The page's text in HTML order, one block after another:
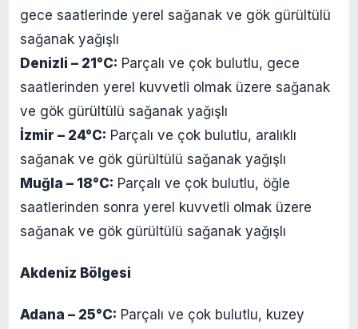
gece saatlerinde yerel sağanak ve gök gürültülü
sağanak yağışlı
Denizli – 21°C: Parçalı ve çok bulutlu, gece
saatlerinden yerel kuvvetli olmak üzere sağanak
ve gök gürültülü sağanak yağışlı
İzmir – 24°C: Parçalı ve çok bulutlu, aralıklı
sağanak ve gök gürültülü sağanak yağışlı
Muğla – 18°C: Parçalı ve çok bulutlu, öğle
saatlerinden sonra yerel kuvvetli olmak üzere
sağanak ve gök gürültülü sağanak yağışlı
Akdeniz Bölgesi
Adana – 25°C: Parçalı ve çok bulutlu, kuzey